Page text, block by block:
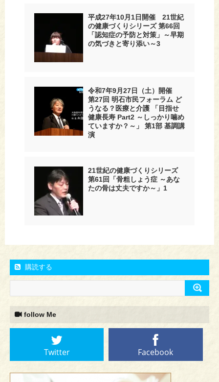
平成27年10月1日開催 21世紀
の健康づくりシリーズ 第66回
「認知症の予防と対策」～早期
の気づきと寄り添い～3
令和7年9月27日（土）開催
第27回 明石市民フォーラム ど
うなる？医療と介護 「目指せ
健康長寿 Part2 ～しっかり噛め
ていますか？～」 第1部 基調講
演
21世紀の健康づくりシリーズ
第61回「骨粗しょう症 ～あな
たの骨は丈夫ですか～」1
購読する
follow Me
Twitter Facebook